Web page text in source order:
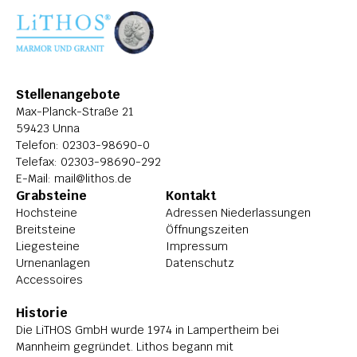
ÜBER LITHOS
HISTORIE
STELLENANGEBOTE
Stellenangebote
Max-Planck-Straße 21
59423 Unna
Telefon: 02303-98690-0
Telefax: 02303-98690-292
E-Mail: mail@lithos.de
Grabsteine
Hochsteine
Breitsteine
Liegesteine
Urnenanlagen
Accessoires
Kontakt
Adressen Niederlassungen
Öffnungszeiten
Impressum
Datenschutz
Historie
Die LiTHOS GmbH wurde 1974 in Lampertheim bei
Mannheim gegründet. Lithos begann mit